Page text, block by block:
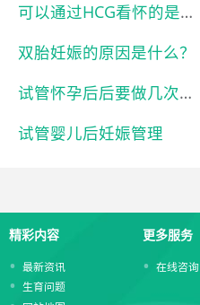
可以通过HCG看怀的是多胎吗？
双胎妊娠的原因是什么？
试管怀孕后后要做几次孕检？
试管婴儿后妊娠管理
精彩内容
最新资讯
生育问题
更多服务
在线咨询